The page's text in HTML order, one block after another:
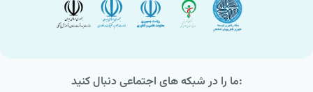
ما را در شبکه های اجتماعی دنبال کنید: